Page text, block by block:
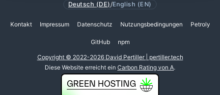
Deutsch (DE)/English (EN)
Kontakt Impressum Datenschutz Nutzungsbedingungen Petroly
GitHub npm
Copyright © 2022-2026 David Pertiller | pertiller.tech
Diese Website erreicht ein Carbon Rating von A.